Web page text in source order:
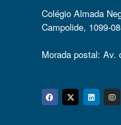
Colégio Almada
Campolide, 1099-
Morada postal: Av.
Twitter